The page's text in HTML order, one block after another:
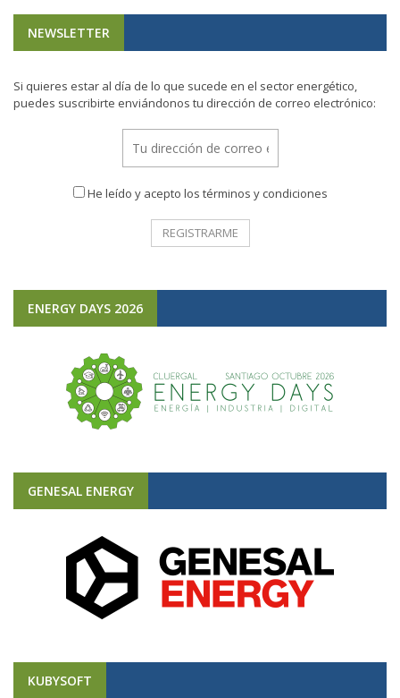
NEWSLETTER
Si quieres estar al día de lo que sucede en el sector energético,
puedes suscribirte enviándonos tu dirección de correo electrónico:
He leído y acepto los términos y condiciones
ENERGY DAYS 2026
GENESAL ENERGY
KUBYSOFT